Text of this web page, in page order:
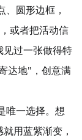
、圆形边框，
或者把活动信
见过一张做得特
达地"，创意满
唯一选择。想
用蓝紫渐变，